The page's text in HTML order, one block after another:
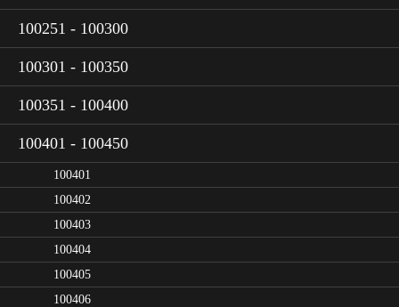
100251 - 100300
100301 - 100350
100351 - 100400
100401 - 100450
100401
100402
100403
100404
100405
100406